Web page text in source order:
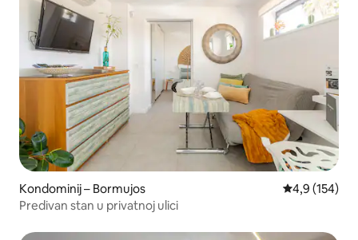
Kondominij – Bormujos Prosječna
4,9 (154)
Predivan stan u privatnoj ulici